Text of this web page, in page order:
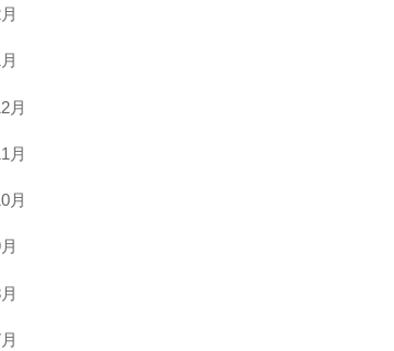
月
月
月